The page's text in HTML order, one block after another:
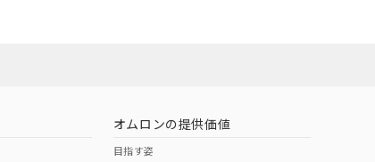
オムロンの提供価値
目指す姿